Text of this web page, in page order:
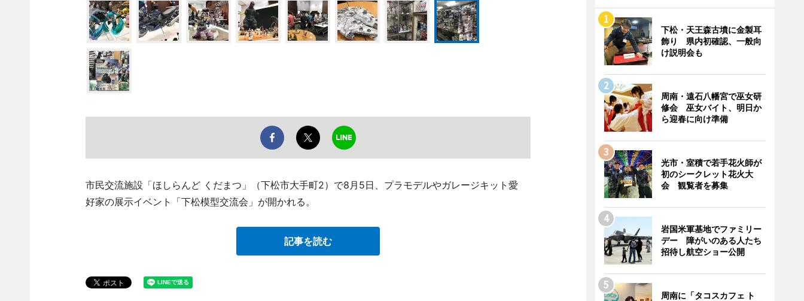
市民交流施設「ほしらんど くだまつ」（下松市大手町2）で8月5日、プラモデルやガレージキット愛
好家の展示イベント「下松模型交流会」が開かれる。
記事を読む
下松・天王森古墳に金製耳
飾り 県内初確認、一般向
け説明会も
周南・遠石八幡宮で巫女研
修会 巫女バイト、明日か
ら迎春に向け準備
光市・室積で若手花火師が
初のシークレット花火大
会 観覧者を募集
岩国米軍基地でファミリー
デー 障がいのある人たち
招待し航空ショー公開
周南に「タコスカフェ ト